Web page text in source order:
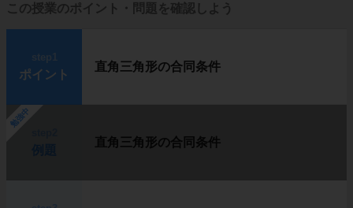
この授業のポイント・問題を確認しよう
ポイント
直角三角形の合同条件
勉強中
直角三角形の合同条件